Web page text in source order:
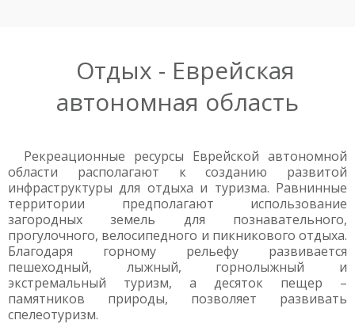
Отдых - Еврейская
автономная область
Рекреационные ресурсы Еврейской автономной
области располагают к созданию развитой
инфраструктуры для отдыха и туризма. Равнинные
территории предполагают использование
загородных земель для познавательного,
прогулочного, велосипедного и пикникового отдыха.
Благодаря горному рельефу развивается
пешеходный, лыжный, горнолыжный и
экстремальный туризм, а десяток пещер –
памятников природы, позволяет развивать
спелеотуризм.